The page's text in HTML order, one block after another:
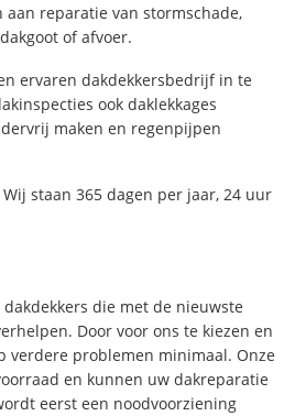
reparatie van stormschade,
of afvoer.
ervaren dakdekkersbedrijf in te
ook daklekkages
maken en regenpijpen
staan 365 dagen per jaar, 24 uur
die met de nieuwste
Door voor ons te kiezen en
verdere problemen minimaal. Onze
en kunnen uw dakreparatie
eerst een noodvoorziening